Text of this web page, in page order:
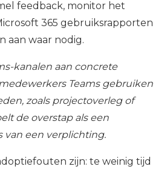
feedback, monitor het
365 gebruiksrapporten
aan waar nodig.
kanalen aan concrete
Teams gebruiken
zoals projectoverleg of
de overstap als een
van een verplichting.
zijn: te weinig tijd